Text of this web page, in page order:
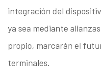
integración del
ya sea mediante
propio, marcarán el
terminales.